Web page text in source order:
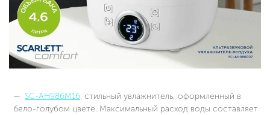
SC-AH986M16: стильный увлажнитель, оформленный в
бело-голубом цвете. Максимальный расход воды составляет